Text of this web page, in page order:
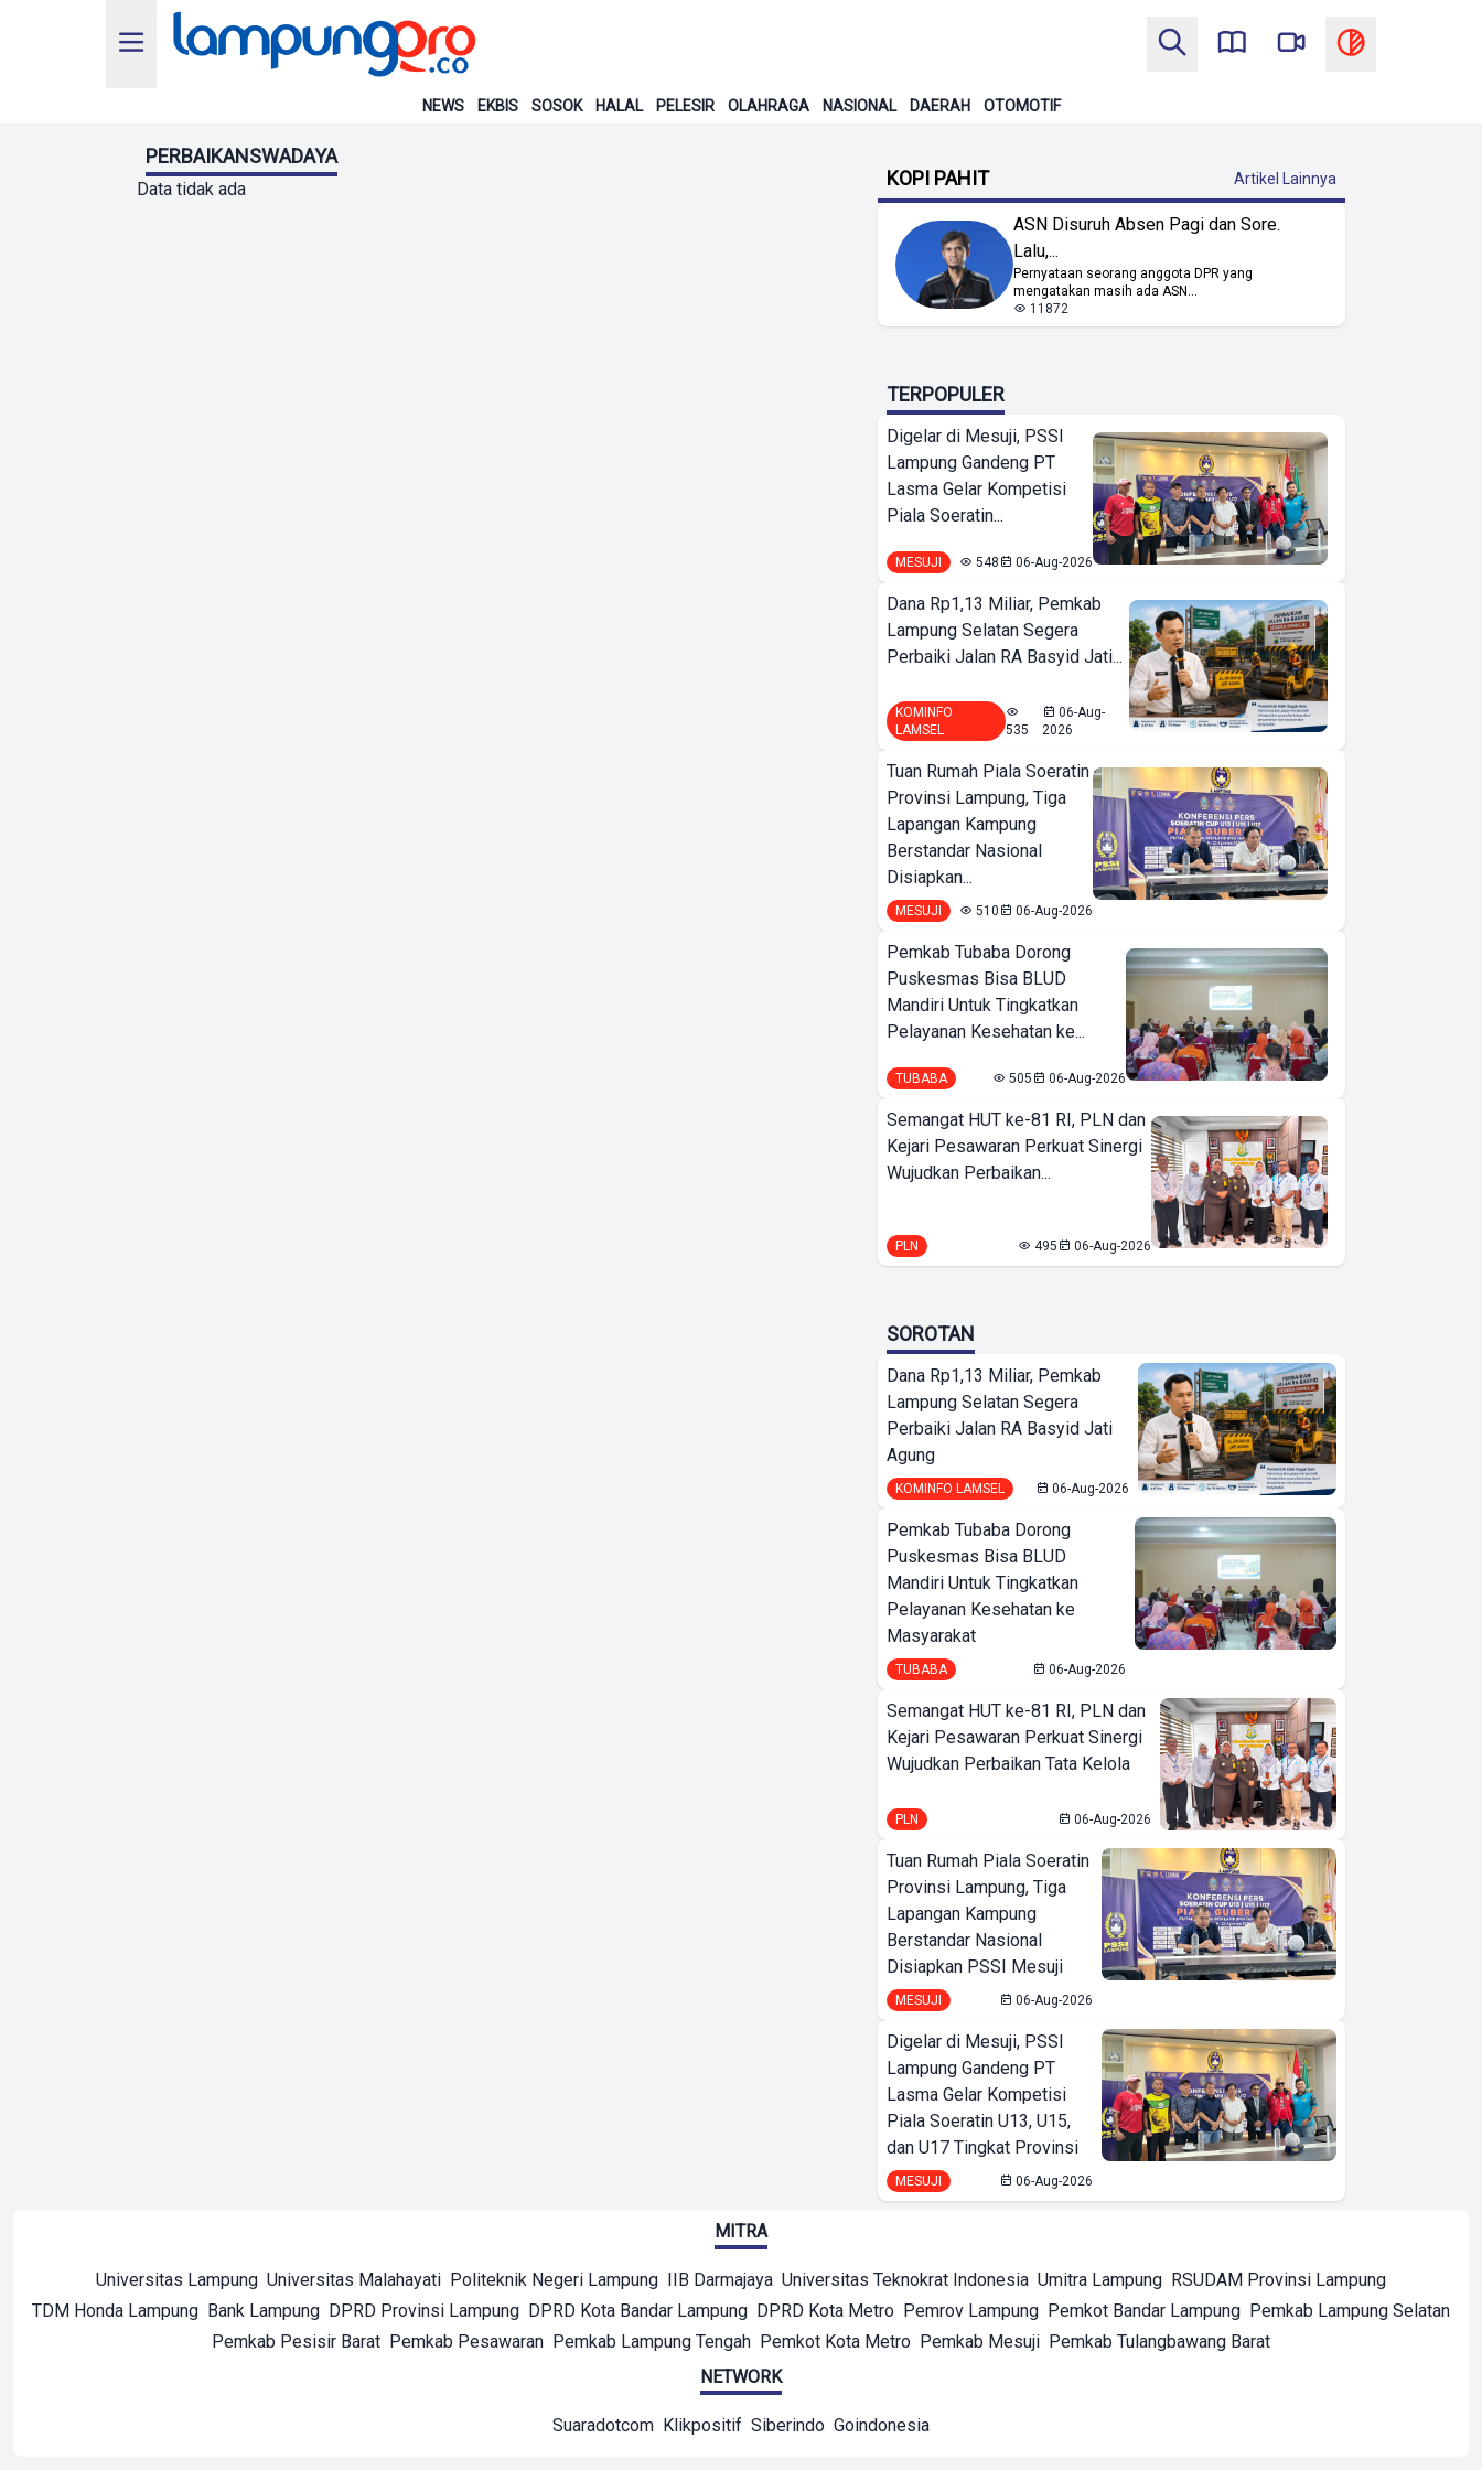
NEWS EKBIS SOSOK HALAL PELESIR OLAHRAGA NASIONAL DAERAH OTOMOTIF
PERBAIKANSWADAYA
Data tidak ada KOPI PAHIT Artikel Lainnya
ASN Disuruh Absen Pagi dan Sore.
Lalu,...
Pernyataan seorang anggota DPR yang
mengatakan masih ada ASN...
11872
TERPOPULER
Digelar di Mesuji, PSSI
Lampung Gandeng PT
Lasma Gelar Kompetisi
Piala Soeratin...
MESUJI 548 06-Aug-2026
Dana Rp1,13 Miliar, Pemkab
Lampung Selatan Segera
Perbaiki Jalan RA Basyid Jati...
KOMINFO
LAMSEL
535
06-Aug-
2026
Tuan Rumah Piala Soeratin
Provinsi Lampung, Tiga
Lapangan Kampung
Berstandar Nasional
Disiapkan...
MESUJI 510 06-Aug-2026
Pemkab Tubaba Dorong
Puskesmas Bisa BLUD
Mandiri Untuk Tingkatkan
Pelayanan Kesehatan ke...
TUBABA 505 06-Aug-2026
Semangat HUT ke-81 RI, PLN dan
Kejari Pesawaran Perkuat Sinergi
Wujudkan Perbaikan...
PLN 495 06-Aug-2026
SOROTAN
Dana Rp1,13 Miliar, Pemkab
Lampung Selatan Segera
Perbaiki Jalan RA Basyid Jati
Agung
KOMINFO LAMSEL 06-Aug-2026
Pemkab Tubaba Dorong
Puskesmas Bisa BLUD
Mandiri Untuk Tingkatkan
Pelayanan Kesehatan ke
Masyarakat
TUBABA 06-Aug-2026
Semangat HUT ke-81 RI, PLN dan
Kejari Pesawaran Perkuat Sinergi
Wujudkan Perbaikan Tata Kelola
PLN 06-Aug-2026
Tuan Rumah Piala Soeratin
Provinsi Lampung, Tiga
Lapangan Kampung
Berstandar Nasional
Disiapkan PSSI Mesuji
MESUJI 06-Aug-2026
Digelar di Mesuji, PSSI
Lampung Gandeng PT
Lasma Gelar Kompetisi
Piala Soeratin U13, U15,
dan U17 Tingkat Provinsi
MESUJI 06-Aug-2026
MITRA
Universitas Lampung Universitas Malahayati Politeknik Negeri Lampung IIB Darmajaya Universitas Teknokrat Indonesia Umitra Lampung RSUDAM Provinsi Lampung
TDM Honda Lampung Bank Lampung DPRD Provinsi Lampung DPRD Kota Bandar Lampung DPRD Kota Metro Pemrov Lampung Pemkot Bandar Lampung Pemkab Lampung Selatan
Pemkab Pesisir Barat Pemkab Pesawaran Pemkab Lampung Tengah Pemkot Kota Metro Pemkab Mesuji Pemkab Tulangbawang Barat
NETWORK
Suaradotcom Klikpositif Siberindo Goindonesia